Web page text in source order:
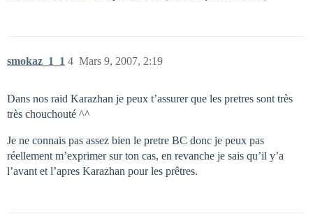
smokaz_1_1 Mars 9, 2007, 2:19
4
Dans nos raid Karazhan je peux t’assurer que les pretres sont très
très chouchouté ^^
Je ne connais pas assez bien le pretre BC donc je peux pas
réellement m’exprimer sur ton cas, en revanche je sais qu’il y’a
l’avant et l’apres Karazhan pour les prêtres.